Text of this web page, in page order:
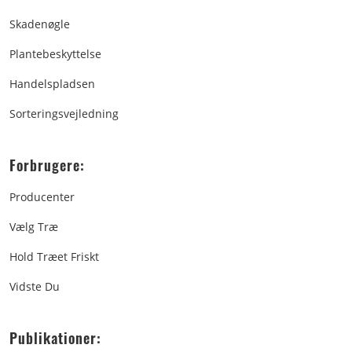
Skadenøgle
Plantebeskyttelse
Handelspladsen
Sorteringsvejledning
Forbrugere:
Producenter
Vælg Træ
Hold Træet Friskt
Vidste Du
Publikationer: